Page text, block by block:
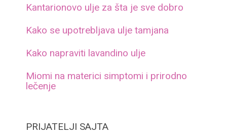
Kantarionovo ulje za šta je sve dobro
Kako se upotrebljava ulje tamjana
Kako napraviti lavandino ulje
Miomi na materici simptomi i prirodno
lečenje
PRIJATELJI SAJTA